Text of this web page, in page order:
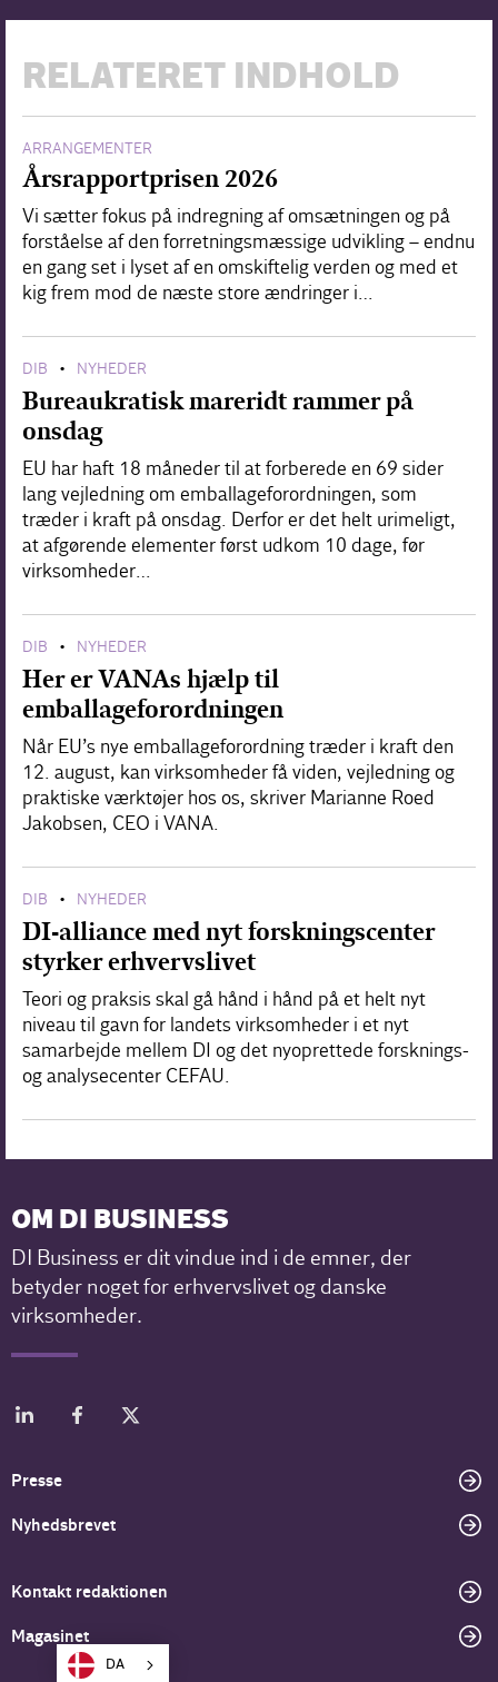
RELATERET INDHOLD
ARRANGEMENTER
Årsrapportprisen 2026
Vi sætter fokus på indregning af omsætningen og på
forståelse af den forretningsmæssige udvikling – endnu
en gang set i lyset af en omskiftelig verden og med et
kig frem mod de næste store ændringer i…
DIB • NYHEDER
Bureaukratisk mareridt rammer på
onsdag
EU har haft 18 måneder til at forberede en 69 sider
lang vejledning om emballageforordningen, som
træder i kraft på onsdag. Derfor er det helt urimeligt,
at afgørende elementer først udkom 10 dage, før
virksomheder…
DIB • NYHEDER
Her er VANAs hjælp til
emballageforordningen
Når EU’s nye emballageforordning træder i kraft den
12. august, kan virksomheder få viden, vejledning og
praktiske værktøjer hos os, skriver Marianne Roed
Jakobsen, CEO i VANA.
DIB • NYHEDER
DI-alliance med nyt forskningscenter
styrker erhvervslivet
Teori og praksis skal gå hånd i hånd på et helt nyt
niveau til gavn for landets virksomheder i et nyt
samarbejde mellem DI og det nyoprettede forsknings-
og analysecenter CEFAU.
OM DI BUSINESS
DI Business er dit vindue ind i de emner, der
betyder noget for erhvervslivet og danske
virksomheder.
Presse
Nyhedsbrevet
Kontakt redaktionen
Magasinet
DA